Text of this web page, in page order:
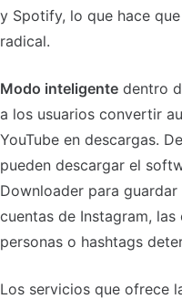
y Spotify, lo que hace
radical.
Modo inteligente dentro
a los usuarios convertir
YouTube en descargas.
pueden descargar el
Downloader para
cuentas de Instagram,
personas o hashtags
Los servicios que ofrece